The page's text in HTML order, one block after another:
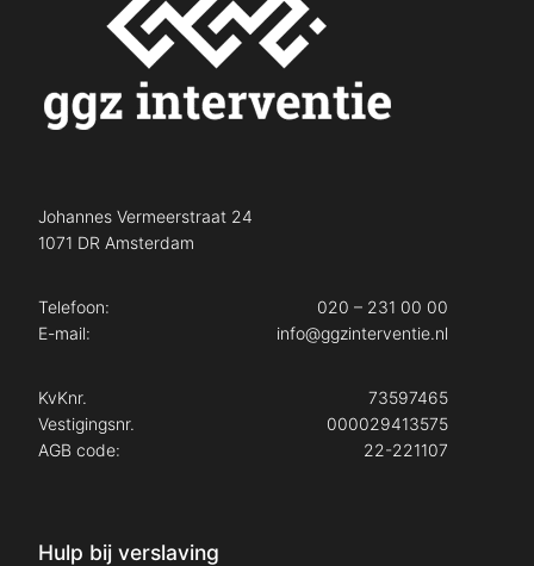
Johannes Vermeerstraat 24
1071 DR Amsterdam
Telefoon:
020 – 231 00 00
E-mail:
info@ggzinterventie.nl
KvKnr.
73597465
Vestigingsnr.
000029413575
AGB code:
22-221107
Hulp bij verslaving